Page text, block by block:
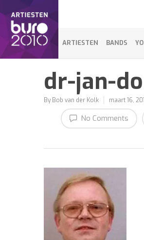
ARTIESTEN BANDS
dr-jan-
By Bob van der Kolk maart 16,
No Comments